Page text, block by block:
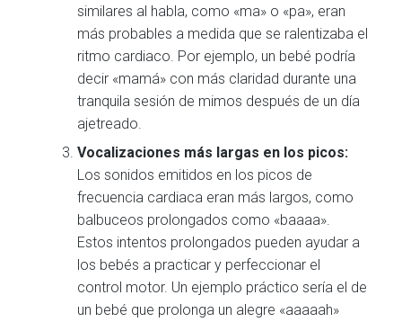
similares al habla, como «ma» o «pa», eran
más probables a medida que se ralentizaba el
ritmo cardiaco. Por ejemplo, un bebé podría
decir «mamá» con más claridad durante una
tranquila sesión de mimos después de un día
ajetreado.
Vocalizaciones más largas en los picos:
Los sonidos emitidos en los picos de
frecuencia cardiaca eran más largos, como
balbuceos prolongados como «baaaa».
Estos intentos prolongados pueden ayudar a
los bebés a practicar y perfeccionar el
control motor. Un ejemplo práctico sería el de
un bebé que prolonga un alegre «aaaaah»